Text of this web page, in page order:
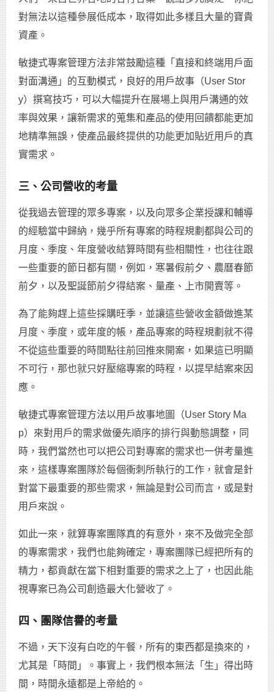
對無法以這種參展低成本，取得如此多樣且大量的寶貴
資產。
敏捷式專案管理方法非常鼓勵這種「直接和終端用戶面
對面溝通」的互動模式，良好的用戶故事（User Stor
y）撰寫技巧，可以大幅提升在展場上與用戶溝通的效
率與效果，讓新需求的蒐集和產品的使用回饋都能更加
地精準無誤，使產品最終提供的功能更加貼近用戶的真
實需求。
三、公司營收的考量
從我過去管理的眾多專案，以及向眾多企業授課和輔導
的經驗當中歸納，幾乎所有專案的時程規劃都與公司的
月度、季度、年度營收結算時間有些相關性，也往往跟
一些重要的節日都有關，例如，寒暑假前夕、農曆春節
前夕，以及聖誕節前夕得結案、量產、上市開賣等。
為了能夠趕上這些採購旺季，並讓這些營收金額做進某
月度、季度，或年度的帳，產品專案的時程規劃就不得
不從這些重要的時間點往前回推來開案，如果這已明顯
不可行，那也就只好壓縮專案的時程，以提早結案來因
應。
敏捷式專案管理方法以用戶故事地圖（User Story Ma
p）來對用戶的需求做優先順序的排行與動態調整，同
時，我們當然也可以把公司對專案的需求也一併考量進
來，這樣專案團隊於每個衝刺所執行的工作，就會是針
對當下最重要的那些需求，無論是對公司而言，或是對
用戶來說。
如此一來，就算專案團隊真的有意外，來不及做完全部
的專案需求，我們也能夠確定，專案團隊已經把所有的
精力，都貢獻在當下相對重要的需求之上了，也因此能
視專案已為公司創造最大化營收了。
四、團隊信譽的考量
不過，天下沒有白吃的午餐，所有的東西都是換來的，
尤其是「時間」。事實上，我們根本無法「生」得出時
間，時間永遠都是上帝給的。